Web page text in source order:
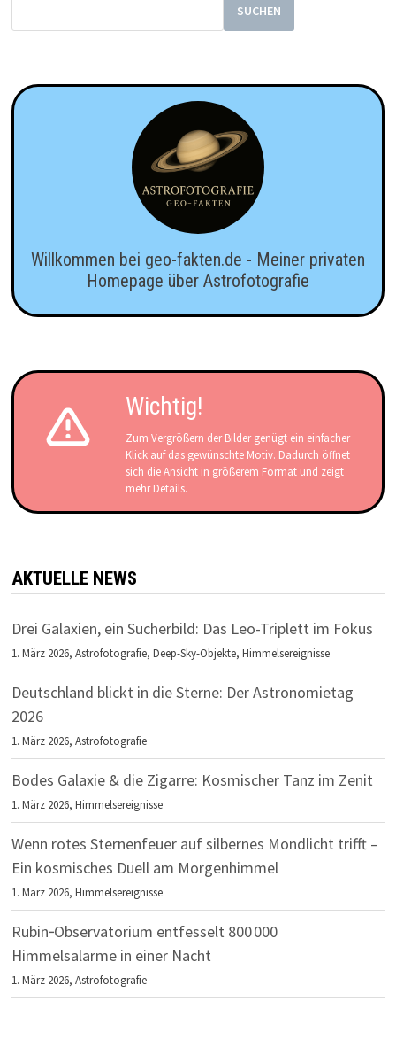
SUCHEN
Willkommen bei geo-fakten.de - Meiner privaten
Homepage über Astrofotografie
Wichtig!
Zum Vergrößern der Bilder genügt ein einfacher
Klick auf das gewünschte Motiv. Dadurch öffnet
sich die Ansicht in größerem Format und zeigt
mehr Details.
AKTUELLE NEWS
Drei Galaxien, ein Sucherbild: Das Leo-Triplett im Fokus
1. März 2026,Astrofotografie,Deep-Sky-Objekte,Himmelsereignisse
Deutschland blickt in die Sterne: Der Astronomietag
2026
1. März 2026,Astrofotografie
Bodes Galaxie & die Zigarre: Kosmischer Tanz im Zenit
1. März 2026,Himmelsereignisse
Wenn rotes Sternenfeuer auf silbernes Mondlicht trifft –
Ein kosmisches Duell am Morgenhimmel
1. März 2026,Himmelsereignisse
Rubin‑Observatorium entfesselt 800 000
Himmelsalarme in einer Nacht
1. März 2026,Astrofotografie